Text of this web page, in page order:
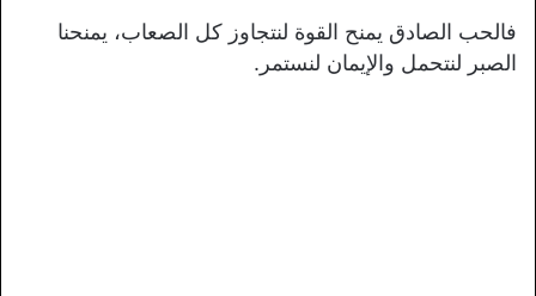
فالحب الصادق يمنح القوة لنتجاوز كل الصعاب، يمنحنا
الصبر لنتحمل والإيمان لنستمر.